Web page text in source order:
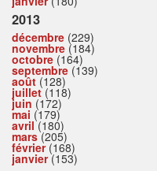
2013
décembre (229)
novembre (184)
octobre (164)
septembre (139)
août (128)
juillet(118)
juin (172)
mai (179)
avril(180)
mars(205)
février(168)
janvier(153)